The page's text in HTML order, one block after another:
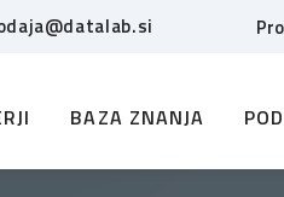
BAZA ZNANJA